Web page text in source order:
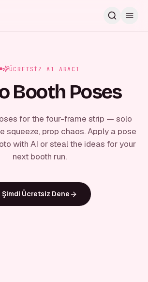
ÜCRETSIZ AI ARACI
Booth Poses
for the four-frame strip — solo
squeeze, prop chaos. Apply a pose
with AI or steal the ideas for your
next booth run.
Şimdi Ücretsiz Dene